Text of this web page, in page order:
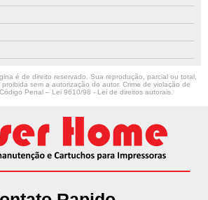
é de direito reservado. Sua reprodução, parcial ou total,
sem a autorização do autor. Crime de violação de
Penal – Lei 9610/98 - Lei de direitos autorais